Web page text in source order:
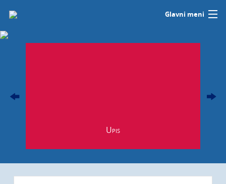
Glavni meni
Korisnički meni
Upis